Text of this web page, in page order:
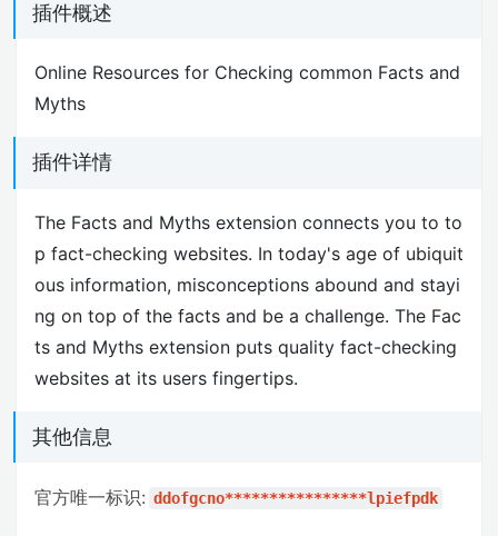
插件概述
Online Resources for Checking common Facts and
Myths
插件详情
The Facts and Myths extension connects you to to
p fact-checking websites. In today's age of ubiquit
ous information, misconceptions abound and stayi
ng on top of the facts and be a challenge. The Fac
ts and Myths extension puts quality fact-checking
websites at its users fingertips.
其他信息
官方唯一标识: ddofgcno****************lpiefpdk